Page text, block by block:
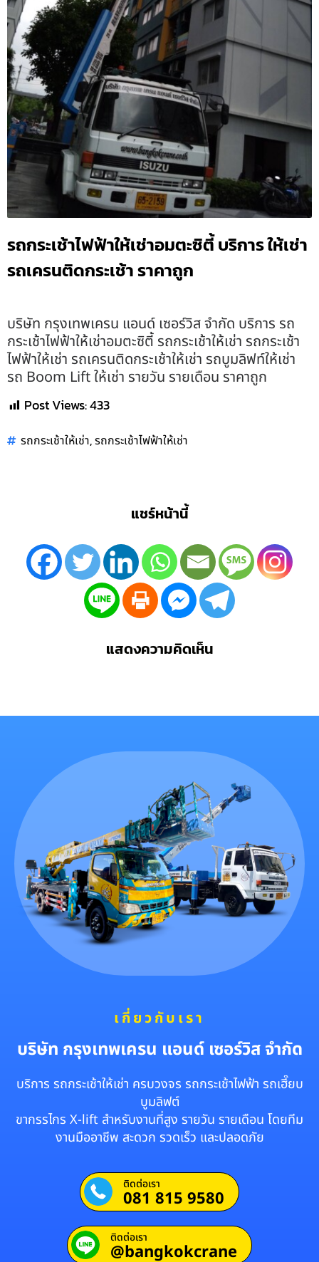
รถกระเช้าไฟฟ้าให้เช่าอมตะซิตี้ บริการ ให้เช่า
รถเครนติดกระเช้า ราคาถูก
บริษัท กรุงเทพเครน แอนด์ เซอร์วิส จำกัด บริการ รถ
กระเช้าไฟฟ้าให้เช่าอมตะซิตี้ รถกระเช้าให้เช่า รถกระเช้า
ไฟฟ้าให้เช่า รถเครนติดกระเช้าให้เช่า รถบูมลิฟท์ให้เช่า
รถ Boom Lift ให้เช่า รายวัน รายเดือน ราคาถูก
Post Views:433
รถกระเช้าให้เช่า,รถกระเช้าไฟฟ้าให้เช่า
แชร์หน้านี้
แสดงความคิดเห็น
เกี่ยวกับเรา
บริษัท กรุงเทพเครน แอนด์ เซอร์วิส จำกัด
บริการ รถกระเช้าให้เช่า ครบวงจร รถกระเช้าไฟฟ้า รถเฮี๊ยบ
บูมลิฟต์
ขากรรไกร X-lift สำหรับงานที่สูง รายวัน รายเดือน โดยทีม
งานมืออาชีพ สะดวก รวดเร็ว และปลอดภัย
ติดต่อเรา
081 815 9580
ติดต่อเรา
@bangkokcrane